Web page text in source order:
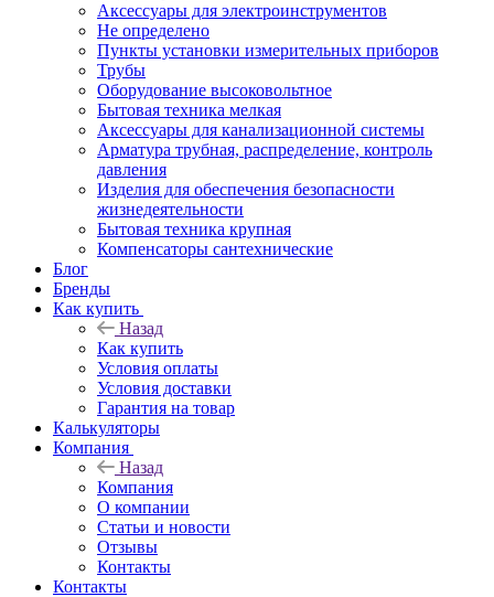
Аксессуары для электроинструментов
Не определено
Пункты установки измерительных приборов
Трубы
Оборудование высоковольтное
Бытовая техника мелкая
Аксессуары для канализационной системы
Арматура трубная, распределение, контроль
давления
Изделия для обеспечения безопасности
жизнедеятельности
Бытовая техника крупная
Компенсаторы сантехнические
Блог
Бренды
Как купить
Назад
Как купить
Условия оплаты
Условия доставки
Гарантия на товар
Калькуляторы
Компания
Назад
Компания
О компании
Статьи и новости
Отзывы
Контакты
Контакты